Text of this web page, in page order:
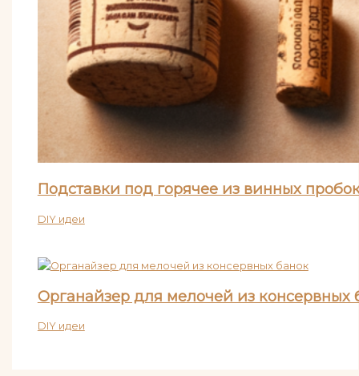
Подставки под горячее из винных
DIY идеи
Органайзер для мелочей из консервных
DIY идеи